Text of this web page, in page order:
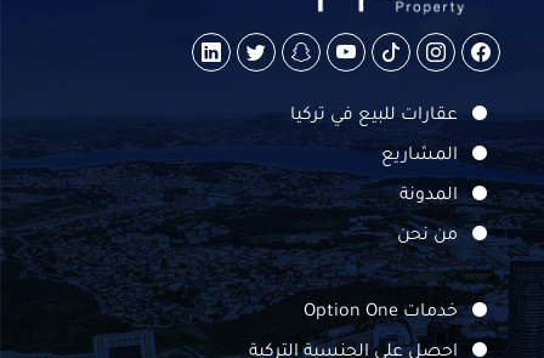
عقارات للبيع في تركيا
المشاريع
المدونة
من نحن
خدمات Option One
احصل على الجنسية التركية